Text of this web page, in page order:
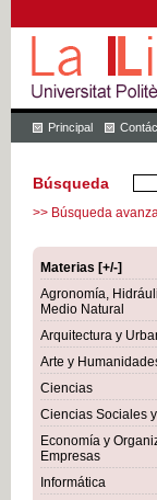
Principal
Búsqueda
>> Búsqueda
Materias [+/-]
Agronomía,
Medio Natural
Arquitectura y
Arte y
Ciencias
Ciencias Sociales
Economía y
Empresas
Informática